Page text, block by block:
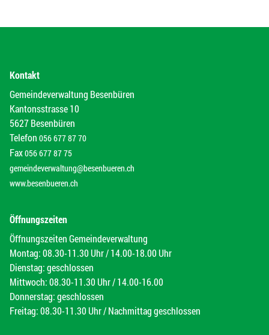
Kontakt
Gemeindeverwaltung Besenbüren
Kantonsstrasse 10
5627 Besenbüren
Telefon 056 677 87 70
Fax056 677 87 75
gemeindeverwaltung@besenbueren.ch
www.besenbueren.ch
Öffnungszeiten
Öffnungszeiten Gemeindeverwaltung
Montag: 08.30-11.30 Uhr / 14.00-18.00 Uhr
Dienstag: geschlossen
Mittwoch: 08.30-11.30 Uhr / 14.00-16.00
Donnerstag: geschlossen
Freitag: 08.30-11.30 Uhr / Nachmittag geschlossen